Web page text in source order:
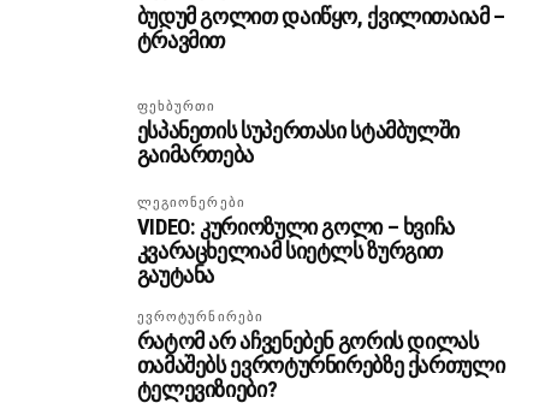
ბუდუმ გოლით დაიწყო, ქვილითაიამ –
ტრავმით
ᲤᲔᲮᲑᲣᲠᲗᲘ
ესპანეთის სუპერთასი სტამბულში
გაიმართება
ᲚᲔᲒᲘᲝᲜᲔᲠᲔᲑᲘ
VIDEO: კურიოზული გოლი – ხვიჩა
კვარაცხელიამ სიეტლს ზურგით
გაუტანა
ᲔᲕᲠᲝᲢᲣᲠᲜᲘᲠᲔᲑᲘ
რატომ არ აჩვენებენ გორის დილას
თამაშებს ევროტურნირებზე ქართული
ტელევიზიები?